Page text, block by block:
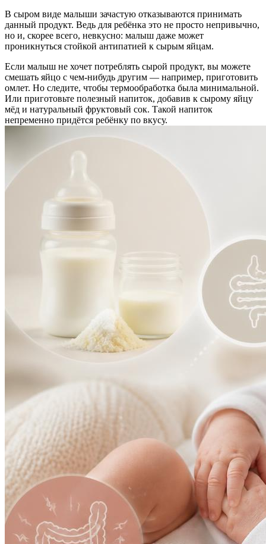
В сыром виде малыши зачастую отказываются принимать
данный продукт. Ведь для ребёнка это не просто непривычно,
но и, скорее всего, невкусно: малыш даже может
проникнуться стойкой антипатией к сырым яйцам.
Если малыш не хочет потреблять сырой продукт, вы можете
смешать яйцо с чем-нибудь другим — например, приготовить
омлет. Но следите, чтобы термообработка была минимальной.
Или приготовьте полезный напиток, добавив к сырому яйцу
мёд и натуральный фруктовый сок. Такой напиток
непременно придётся ребёнку по вкусу.